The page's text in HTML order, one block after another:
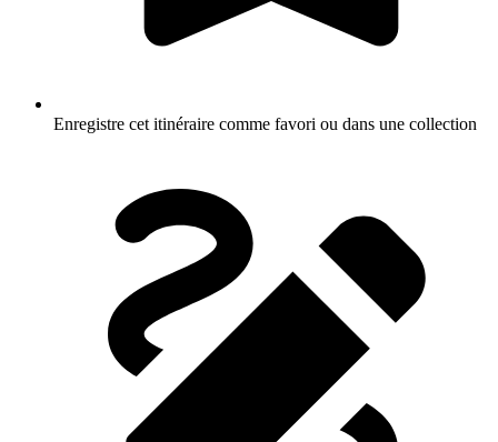
Enregistre cet itinéraire comme favori ou dans une collection